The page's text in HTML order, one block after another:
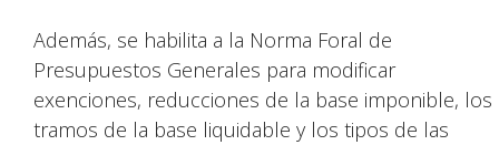
Además, se habilita a la Norma Foral de
Presupuestos Generales para modificar
exenciones, reducciones de la base imponible, los
tramos de la base liquidable y los tipos de las